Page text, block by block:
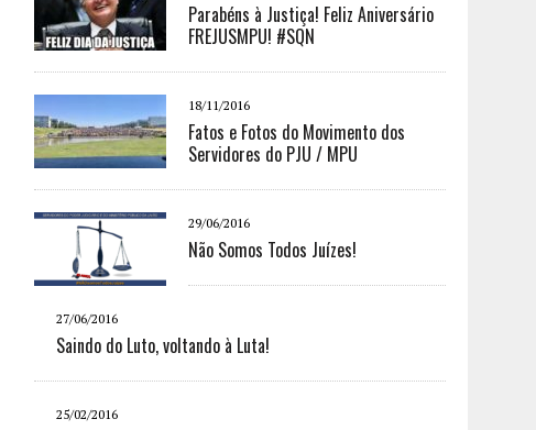
Parabéns à Justiça! Feliz Aniversário
FREJUSMPU! #SQN
18/11/2016
Fatos e Fotos do Movimento dos
Servidores do PJU / MPU
29/06/2016
Não Somos Todos Juízes!
27/06/2016
Saindo do Luto, voltando à Luta!
25/02/2016